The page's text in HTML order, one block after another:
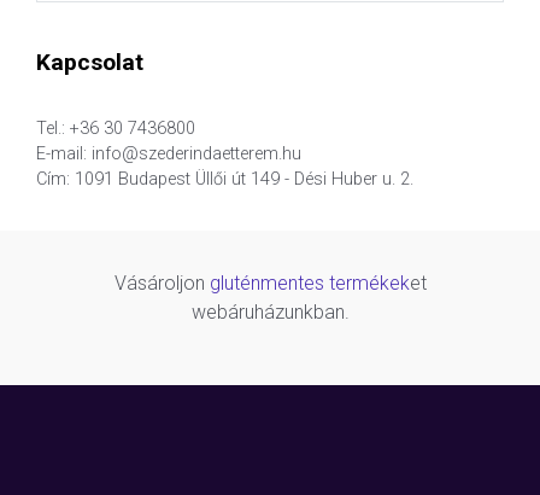
Kapcsolat
Tel.: +36 30 7436800
E-mail: info@szederindaetterem.hu
Cím: 1091 Budapest Üllői út 149 - Dési Huber u. 2.
Vásároljon gluténmentes termékeket
webáruházunkban.